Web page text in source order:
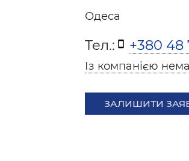
Фарби,
Медіа
Одеса
Тел.: +380 48
Із компанією
ЗАЛИШИТИ